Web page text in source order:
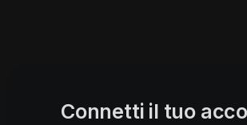
Connetti il tuo